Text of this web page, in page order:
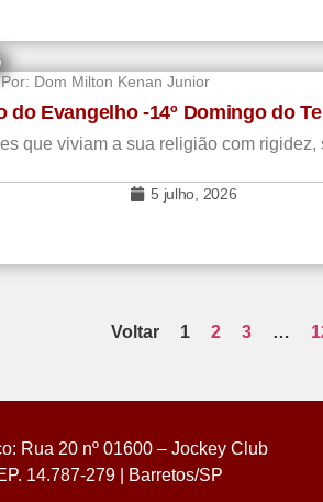
Por: Dom Milton Kenan Junior
do Evangelho -14º Domingo do
que viviam a sua religião com
5 julho, 2026
Voltar 1 2 3 …
Rua 20 nº 01600 – Jockey Club
14.787-279 | Barretos/SP